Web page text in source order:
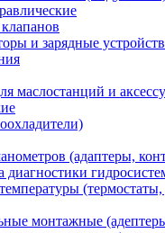
и зарядные
маслостанций и
(адаптеры,
диагностики
монтажные